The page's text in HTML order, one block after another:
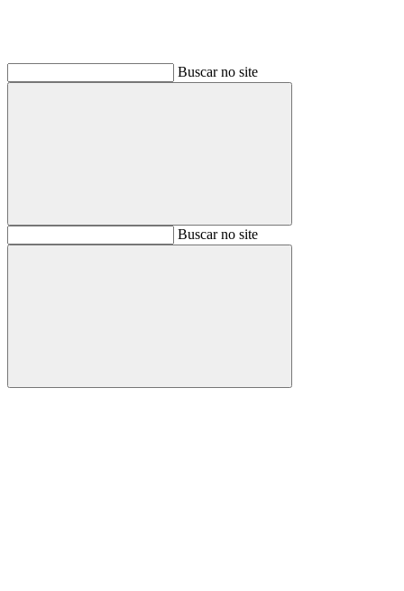
Buscar no site
BuscarBuscar no site
Buscar